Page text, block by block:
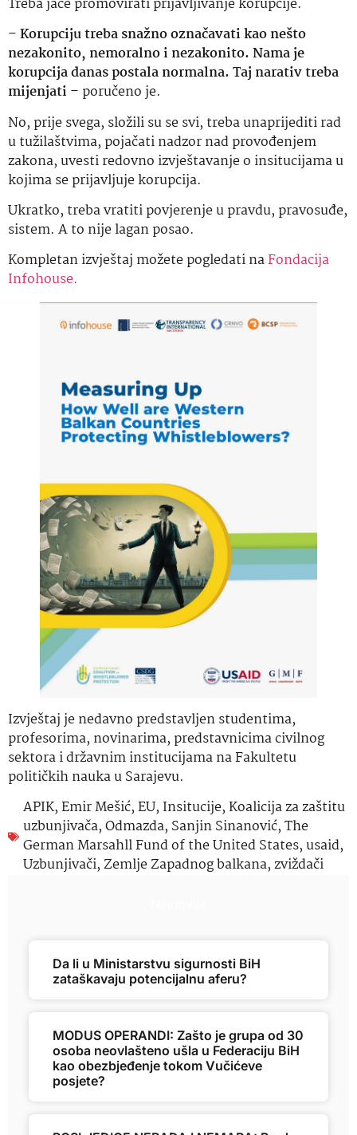
–Korupciju treba snažno označavati kao nešto
nezakonito, nemoralno i nezakonito. Nama je
korupcija danas postala normalna. Taj narativ treba
mijenjati– poručeno je.
No, prije svega, složili su se svi, treba unaprijediti rad
u tužilaštvima, pojačati nadzor nad provođenjem
zakona, uvesti redovno izvještavanje o insitucijama u
kojima se prijavljuje korupcija.
Ukratko, treba vratiti povjerenje u pravdu, pravosuđe,
sistem. A to nije lagan posao.
Kompletan izvještaj možete pogledati naFondacija
Infohouse.
Izvještaj je nedavno predstavljen studentima,
profesorima, novinarima, predstavnicima civilnog
sektora i državnim institucijama na Fakultetu
političkih nauka u Sarajevu.
APIK,Emir Mešić,EU, Insitucije,Koalicija za zaštitu
uzbunjivača,Odmazda, Sanjin Sinanović,The
German Marsahll Fund of the United States, usaid,
Uzbunjivači,Zemlje Zapadnog balkana,zviždači
Da li u Ministarstvu sigurnosti BiH
zataškavaju potencijalnu aferu?
MODUS OPERANDI: Zašto je grupa od 30
osoba neovlašteno ušla u Federaciju BiH
kao obezbjeđenje tokom Vučićeve
posjete?